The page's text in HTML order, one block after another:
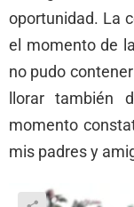
oportunidad. La
el momento de
no pudo
llorar también
momento
mis padres y